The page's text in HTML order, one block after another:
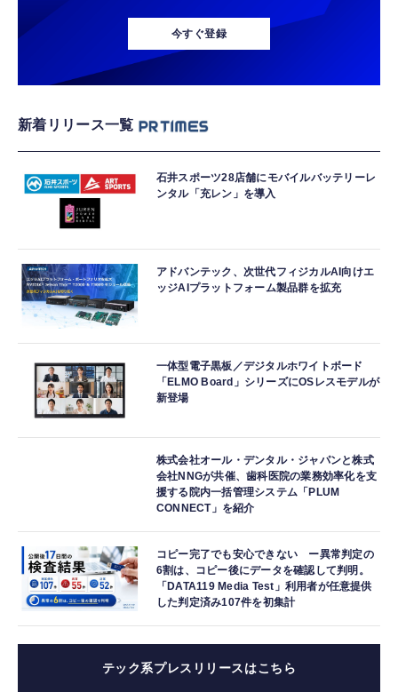
今すぐ登録
新着リリース一覧
石井スポーツ28店舗にモバイルバッテリーレ
ンタル「充レン」を導入
アドバンテック、次世代フィジカルAI向けエ
ッジAIプラットフォーム製品群を拡充
一体型電子黒板／デジタルホワイトボード
「ELMO Board」シリーズにOSレスモデルが
新登場
株式会社オール・デンタル・ジャパンと株式
会社NNGが共催、歯科医院の業務効率化を支
援する院内一括管理システム「PLUM
CONNECT」を紹介
コピー完了でも安心できない ー異常判定の
6割は、コピー後にデータを確認して判明。
「DATA119 Media Test」利用者が任意提供
した判定済み107件を初集計
テック系プレスリリースはこちら